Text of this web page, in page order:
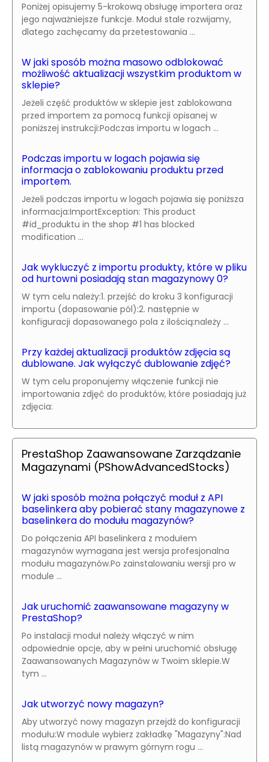
Poniżej opisujemy 5-krokową obsługę importera oraz
jego najważniejsze funkcje. Moduł stale rozwijamy,
dlatego zachęcamy da przetestowania ...
W jaki sposób można masowo odblokować
możliwość aktualizacji wszystkim produktom w
sklepie?
Jeżeli część produktów w sklepie jest zablokowana
przed importem za pomocą funkcji opisanej w
poniższej instrukcji:Podczas importu w logach ...
Podczas importu w logach pojawia się
informacja o zablokowaniu produktu przed
importem.
Jeżeli podczas importu w logach pojawia się poniższa
informacja:ImportException: This product
#id_produktu in the shop #1 has blocked
modification ...
Jak wykluczyć z importu produkty, które w pliku
od hurtowni posiadają stan magazynowy 0?
W tym celu należy:1. przejść do kroku 3 konfiguracji
importu (dopasowanie pól):2. następnie w
konfiguracji dopasowanego pola z ilością:należy ...
Przy każdej aktualizacji produktów zdjęcia są
dublowane. Jak wyłączyć dublowanie zdjęć?
W tym celu proponujemy włączenie funkcji nie
importowania zdjęć do produktów, które posiadają już
zdjęcia:
PrestaShop Zaawansowane Zarządzanie
Magazynami (PShowAdvancedStocks)
W jaki sposób można połączyć moduł z API
baselinkera aby pobierać stany magazynowe z
baselinkera do modułu magazynów?
Do połączenia API baselinkera z modułem
magazynów wymagana jest wersja profesjonalna
modułu magazynów.Po zainstalowaniu wersji pro w
module ...
Jak uruchomić zaawansowane magazyny w
PrestaShop?
Po instalacji moduł należy włączyć w nim
odpowiednie opcje, aby w pełni uruchomić obsługę
Zaawansowanych Magazynów w Twoim sklepie.W
tym ...
Jak utworzyć nowy magazyn?
Aby utworzyć nowy magazyn przejdź do konfiguracji
modułu:W module wybierz zakładkę "Magazyny":Nad
listą magazynów w prawym górnym rogu ...